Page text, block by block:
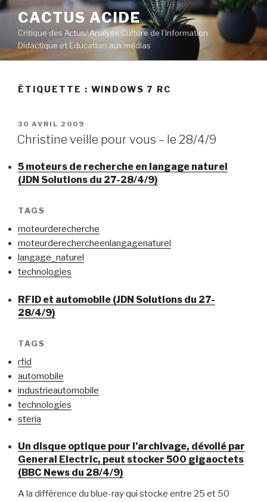
Aller
contenu
principal
CACTUS ACIDE
Critique des Actus/ Analyse Culture de l’Information
Didactique et Education aux médias
ÉTIQUETTE : WINDOWS 7 RC
PUBLIÉ
LE
30 AVRIL 2009
Christine veille pour vous – le 28/4/9
5 moteurs de recherche en langage naturel
(JDN Solutions du 27-28/4/9)
TAGS
moteurderecherche
moteurderechercheenlangagenaturel
langage_naturel
technologies
RFID et automobile (JDN Solutions du 27-
28/4/9)
TAGS
rfid
automobile
industrieautomobile
technologies
steria
Un disque optique pour l’archivage, dévoilé par
General Electric, peut stocker 500 gigaoctets
(BBC News du 28/4/9)
A la différence du blue-ray qui stocke entre 25 et 50